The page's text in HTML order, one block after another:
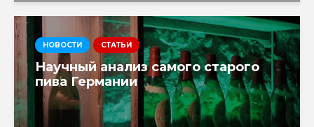
НОВОСТИ СТАТЬИ
Научный анализ самого старого
пива Германии